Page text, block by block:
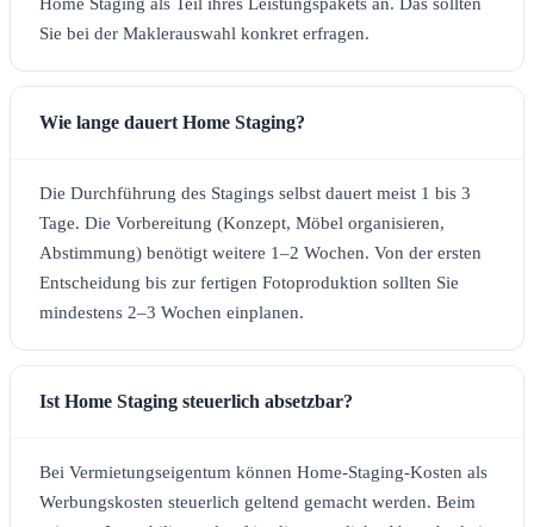
Sie bei der Maklerauswahl konkret erfragen.
Wie lange dauert Home Staging?
Die Durchführung des Stagings selbst dauert meist 1 bis 3
Tage. Die Vorbereitung (Konzept, Möbel organisieren,
Abstimmung) benötigt weitere 1–2 Wochen. Von der ersten
Entscheidung bis zur fertigen Fotoproduktion sollten Sie
mindestens 2–3 Wochen einplanen.
Ist Home Staging steuerlich absetzbar?
Bei Vermietungseigentum können Home-Staging-Kosten als
Werbungskosten steuerlich geltend gemacht werden. Beim